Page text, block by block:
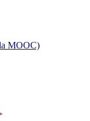
MOOC)